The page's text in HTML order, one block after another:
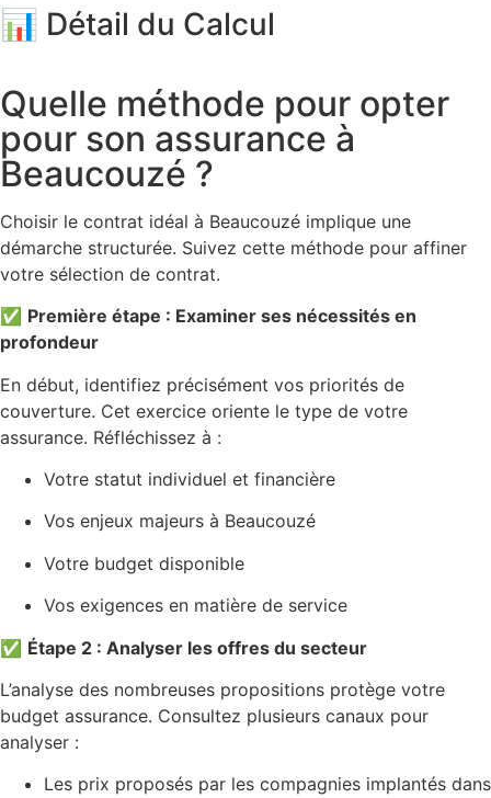
📊 Détail du Calcul
Quelle méthode pour opter
pour son assurance à
Beaucouzé ?
Choisir le contrat idéal à Beaucouzé implique une
démarche structurée. Suivez cette méthode pour affiner
votre sélection de contrat.
✅ Première étape : Examiner ses nécessités en
profondeur
En début, identifiez précisément vos priorités de
couverture. Cet exercice oriente le type de votre
assurance. Réfléchissez à :
Votre statut individuel et financière
Vos enjeux majeurs à Beaucouzé
Votre budget disponible
Vos exigences en matière de service
✅ Étape 2 : Analyser les offres du secteur
L’analyse des nombreuses propositions protège votre
budget assurance. Consultez plusieurs canaux pour
analyser :
Les prix proposés par les compagnies implantés dans